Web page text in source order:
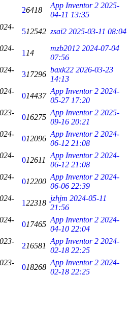
26418
App Inventor 2 2025-
04-11 13:35
512542 zsai2 2025-03-11 08:04
1 14
mzb2012 2024-07-04
07:56
317296
baxk22 2026-03-23
14:13
014437
App Inventor 2 2024-
05-27 17:20
016275
App Inventor 2 2025-
09-16 20:21
012096
App Inventor 2 2024-
06-12 21:08
012611
App Inventor 2 2024-
06-12 21:08
012200
App Inventor 2 2024-
06-06 22:39
122318
jzhjm 2024-05-11
21:56
017465
App Inventor 2 2024-
04-10 22:04
216581
App Inventor 2 2024-
02-18 22:25
018268
App Inventor 2 2024-
02-18 22:25